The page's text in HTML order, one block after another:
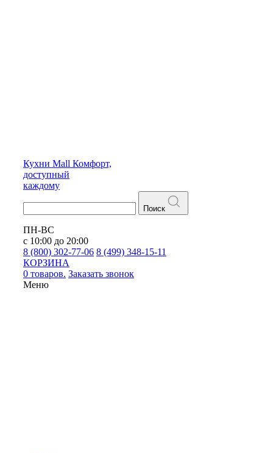
Кухни Mall Комфорт,
доступный
каждому
Поиск
ПН-ВС
с 10:00 до 20:00
8 (800) 302-77-06 8 (499) 348-15-11
КОРЗИНА
0 товаров. Заказать звонок
Меню